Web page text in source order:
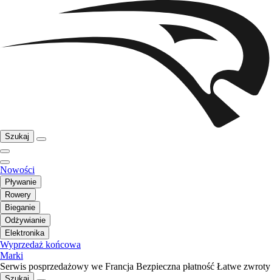
Szukaj
Nowości
Pływanie
Rowery
Bieganie
Odżywianie
Elektronika
Wyprzedaż końcowa
Marki
Serwis posprzedażowy we Francja Bezpieczna płatność Łatwe zwroty